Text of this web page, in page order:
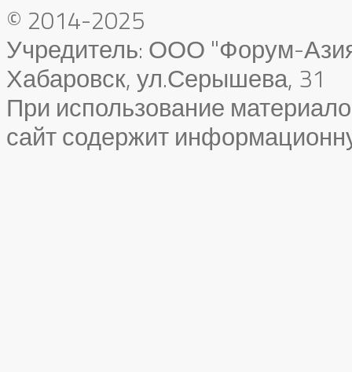
© 2014-2025
Учредитель: ООО "Форум-
Хабаровск, ул.Серышева, 31
При использование
сайт содержит